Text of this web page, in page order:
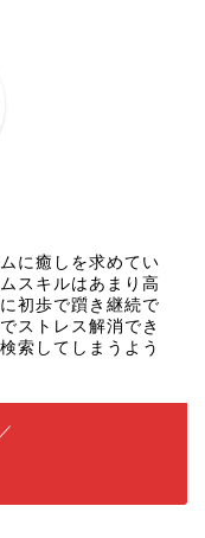
に癒しを求めてい
スキルはあまり高
初歩で躓き継続で
ストレス解消でき
索してしまうよう